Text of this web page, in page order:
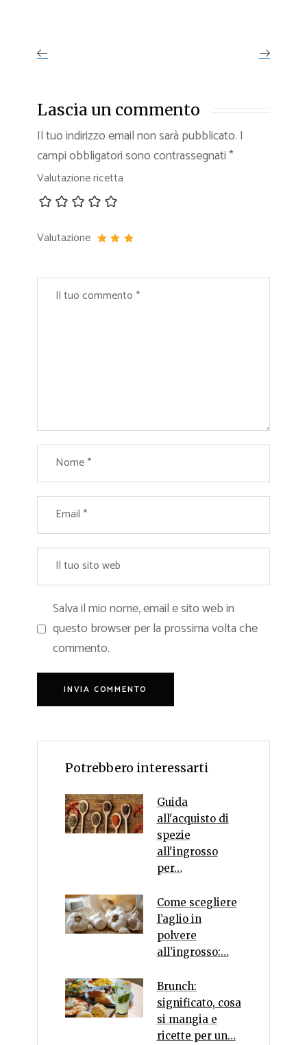
Lascia un commento
Il tuo indirizzo email non sarà pubblicato. I
campi obbligatori sono contrassegnati*
Valutazione ricetta
Valutazione
Salva il mio nome, email e sito web in
questo browser per la prossima volta che
commento.
Potrebbero interessarti
Guida
all'acquisto di
spezie
all'ingrosso
per…
Come scegliere
l’aglio in
polvere
all’ingrosso:…
Brunch:
significato, cosa
si mangia e
ricette per un…